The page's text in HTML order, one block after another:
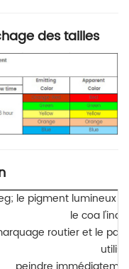
des tailles
le pigment lumineux
le coa
routier et le